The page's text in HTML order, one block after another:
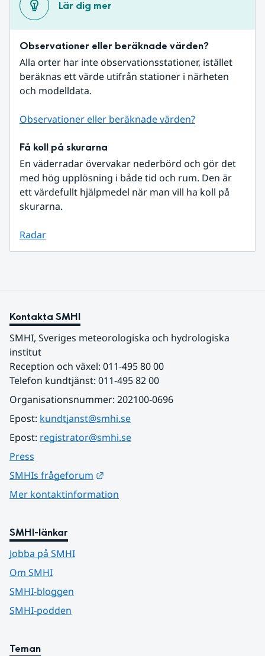
Lär dig mer
Observationer eller beräknade värden?
Alla orter har inte observationsstationer, istället
beräknas ett värde utifrån stationer i närheten
och modelldata.
Observationer eller beräknade värden?
Få koll på skurarna
En väderradar övervakar nederbörd och gör det
med hög upplösning i både tid och rum. Den är
ett värdefullt hjälpmedel när man vill ha koll på
skurarna.
Radar
Kontakta SMHI
SMHI, Sveriges meteorologiska och hydrologiska
institut
Reception och växel: 011-495 80 00
Telefon kundtjänst: 011-495 82 00
Organisationsnummer: 202100-0696
Epost: kundtjanst@smhi.se
Epost: registrator@smhi.se
Press
SMHIs frågeforum
Mer kontaktinformation
SMHI-länkar
Jobba på SMHI
Om SMHI
SMHI-bloggen
SMHI-podden
Teman